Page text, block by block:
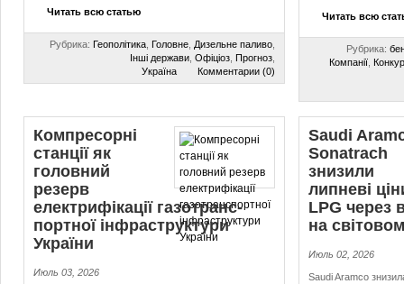
Читать всю статью
Рубрика: Геополітика Головне Дизельне паливо
Інші держави Офіціоз Прогноз
Україна
Комментарии (0)
Читать всю
Рубрика:
Компанії
Компресорні
станції як
головний
резерв
електрифікації га­зо­транс­
порт­ної інфраструктури
України
Июль 03, 2026
Saudi
Sonatrach
знизили
липневі
LPG через
на
Июль 02, 2026
Saudi Aramco